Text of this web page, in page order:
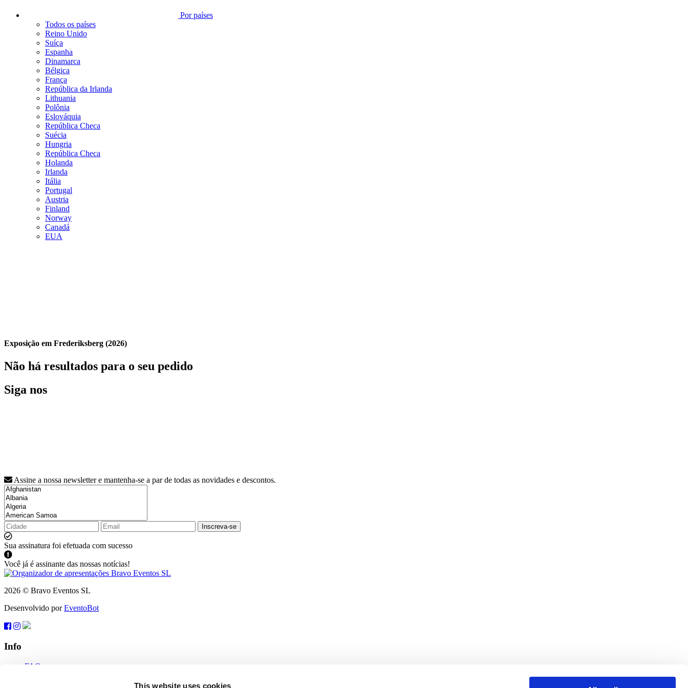
This website uses cookies
Por países
Todos os países
Reino Unido
Suíça
Espanha
Dinamarca
Bélgica
França
República da Irlanda
Lithuania
Polônia
Eslováquia
República Checa
Suécia
Hungria
República Checa
Holanda
Irlanda
Itália
Portugal
Austria
Finland
Norway
Canadá
EUA
Exposição em Frederiksberg (2026)
Não há resultados para o seu pedido
Siga nos
Assine a nossa newsletter e mantenha-se a par de todas as novidades e descontos.
Inscreva-se
Sua assinatura foi efetuada com sucesso
Você já é assinante das nossas notícias!
2026 © Bravo Eventos SL
Desenvolvido porEventoBot
Info
FAQ